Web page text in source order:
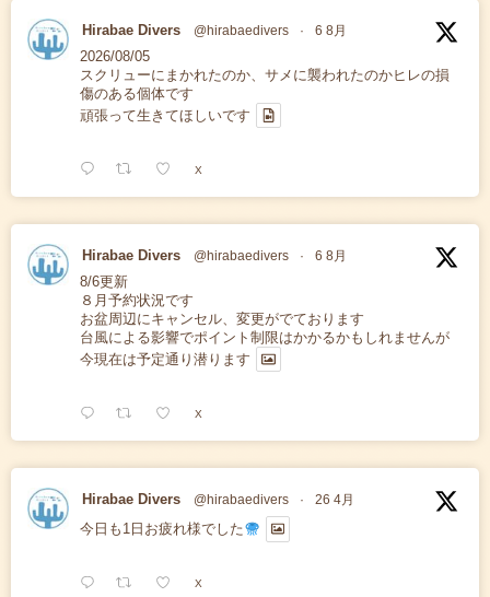
Hirabae Divers @hirabaedivers · 6 8月
2026/08/05
スクリューにまかれたのか、サメに襲われたのかヒレの損
傷のある個体です
頑張って生きてほしいです
X
Hirabae Divers @hirabaedivers · 6 8月
8/6更新
８月予約状況です
お盆周辺にキャンセル、変更がでております
台風による影響でポイント制限はかかるかもしれませんが
今現在は予定通り潜ります
X
Hirabae Divers @hirabaedivers · 26 4月
今日も1日お疲れ様でした
X